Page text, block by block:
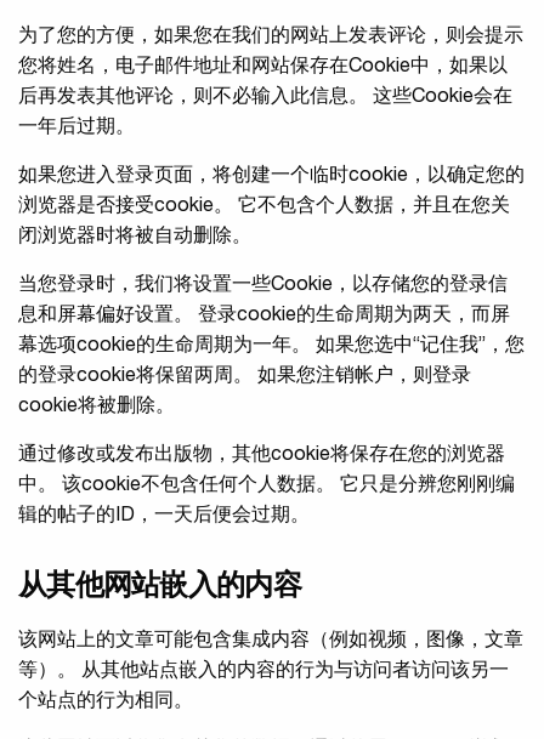
为了您的方便，如果您在我们的网站上发表评论，则会提示
您将姓名，电子邮件地址和网站保存在Cookie中，如果以
后再发表其他评论，则不必输入此信息。 这些Cookie会在
一年后过期。
如果您进入登录页面，将创建一个临时cookie，以确定您的
浏览器是否接受cookie。 它不包含个人数据，并且在您关
闭浏览器时将被自动删除。
当您登录时，我们将设置一些Cookie，以存储您的登录信
息和屏幕偏好设置。 登录cookie的生命周期为两天，而屏
幕选项cookie的生命周期为一年。 如果您选中“记住我”，您
的登录cookie将保留两周。 如果您注销帐户，则登录
cookie将被删除。
通过修改或发布出版物，其他cookie将保存在您的浏览器
中。 该cookie不包含任何个人数据。 它只是分辨您刚刚编
辑的帖子的ID，一天后便会过期。
从其他网站嵌入的内容
该网站上的文章可能包含集成内容（例如视频，图像，文章
等）。 从其他站点嵌入的内容的行为与访问者访问该另一
个站点的行为相同。